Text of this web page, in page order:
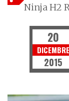
Ninja H2
20
DICEMBRE
2015